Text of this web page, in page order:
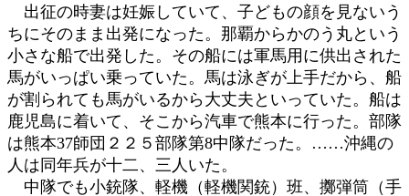
出征の時妻は妊娠していて、子どもの顔を見ないう
ちにそのまま出発になった。那覇からかのう丸という
小さな船で出発した。その船には軍馬用に供出された
馬がいっぱい乗っていた。馬は泳ぎが上手だから、船
が割られても馬がいるから大丈夫といっていた。船は
鹿児島に着いて、そこから汽車で熊本に行った。部隊
は熊本37師団２２５部隊第8中隊だった。……沖縄の
人は同年兵が十二、三人いた。
中隊でも小銃隊、軽機（軽機関銃）班、擲弾筒（手